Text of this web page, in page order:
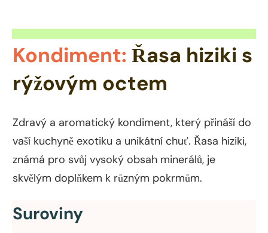
Kondiment: Řasa hiziki s
rýžovým octem
Zdravý a aromatický kondiment, který přináší do
vaší kuchyně exotiku a unikátní chuť. Řasa hiziki,
známá pro svůj vysoký obsah minerálů, je
skvělým doplňkem k různým pokrmům.
Suroviny